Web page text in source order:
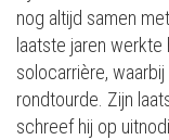
nog altijd samen
laatste jaren werkte
solocarrière,
rondtourde. Zijn
schreef hij op